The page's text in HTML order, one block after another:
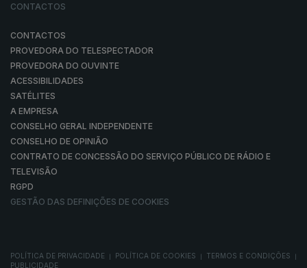
CONTACTOS
CONTACTOS
PROVEDORA DO TELESPECTADOR
PROVEDORA DO OUVINTE
ACESSIBILIDADES
SATÉLITES
A EMPRESA
CONSELHO GERAL INDEPENDENTE
CONSELHO DE OPINIÃO
CONTRATO DE CONCESSÃO DO SERVIÇO PÚBLICO DE RÁDIO E
TELEVISÃO
RGPD
GESTÃO DAS DEFINIÇÕES DE COOKIES
POLÍTICA DE PRIVACIDADE POLÍTICA DE COOKIES TERMOS E CONDIÇÕES
PUBLICIDADE